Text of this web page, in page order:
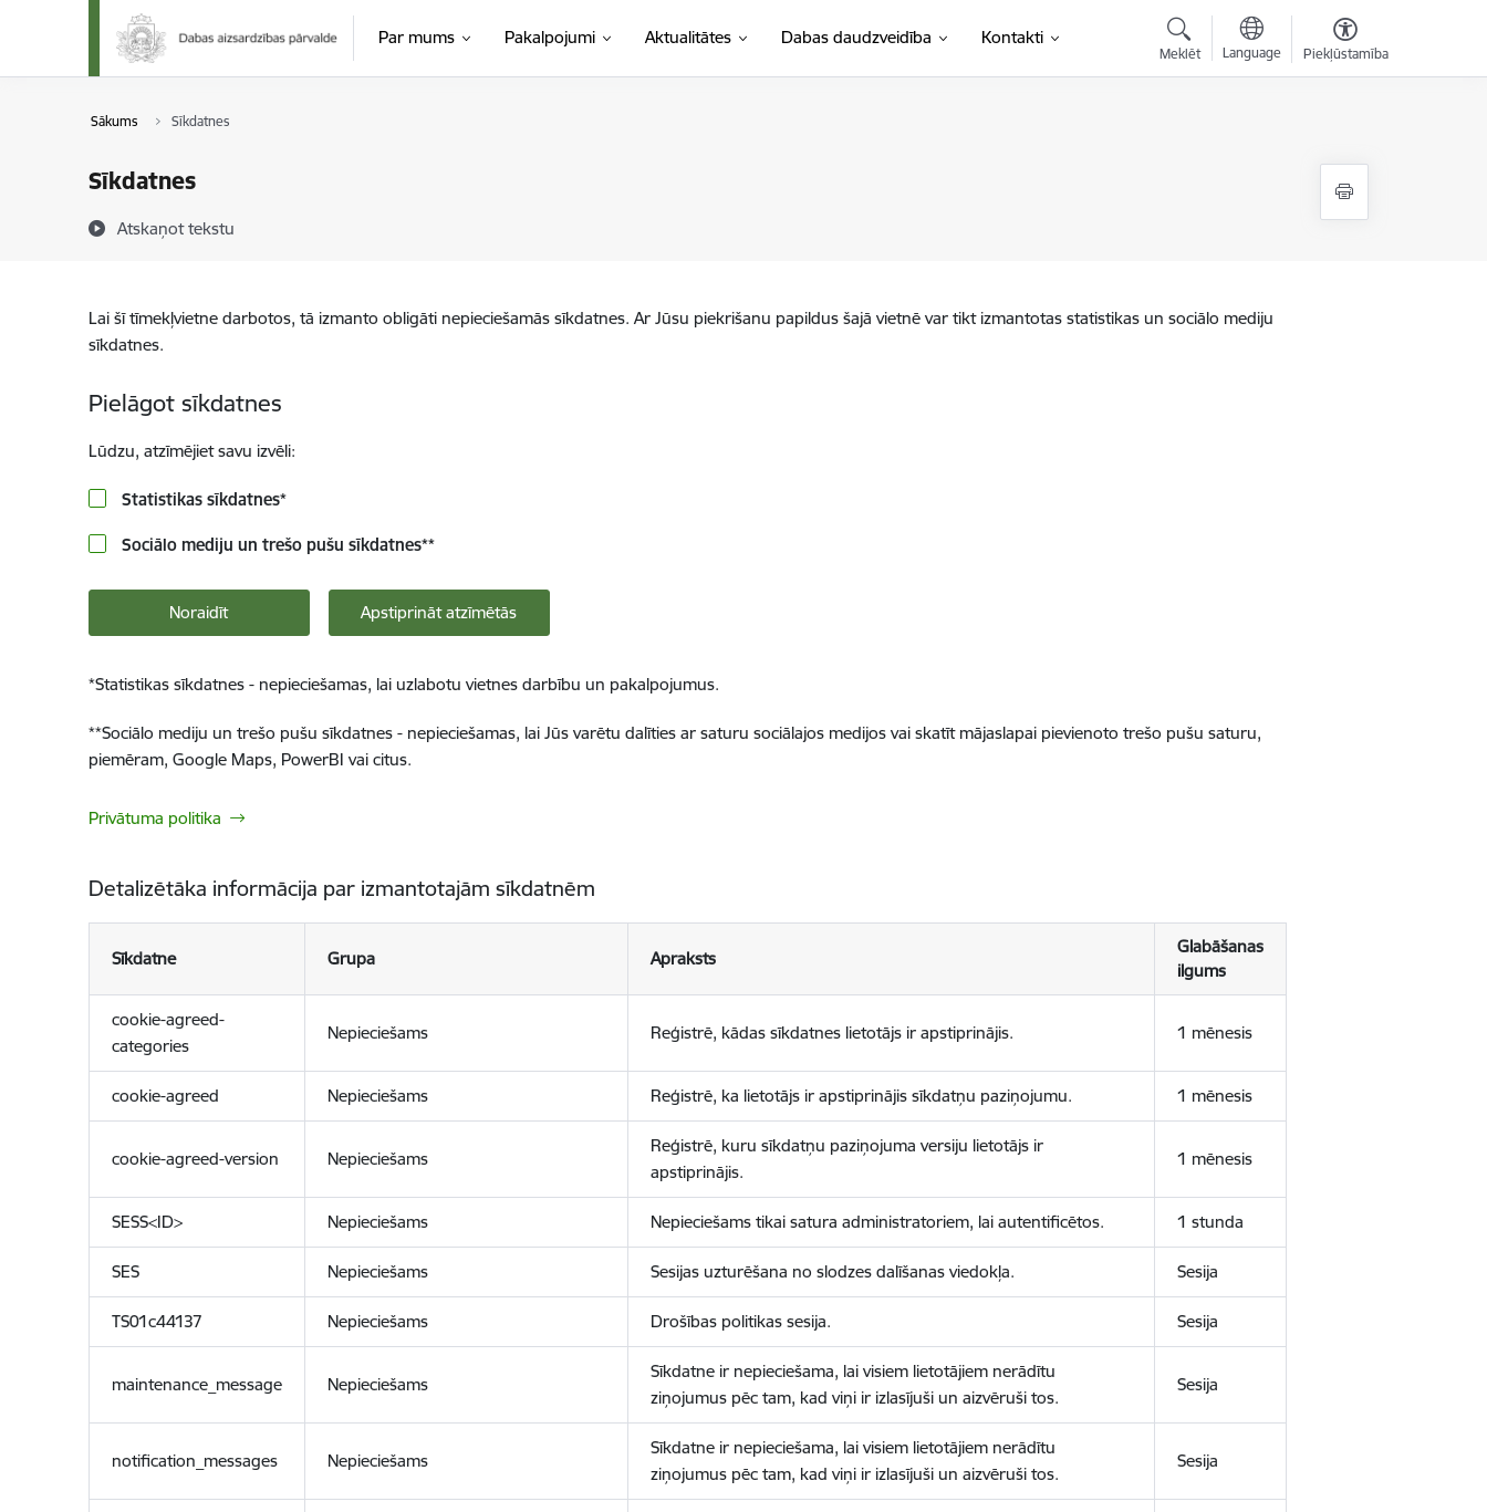
Pāriet uz lapas saturu
Par mums Pakalpojumi Aktualitātes Dabas daudzveidība Kontakti
Meklēt Language Piekļūstamība
Sākums Sīkdatnes
Sīkdatnes
Atskaņot tekstu
Lai šī tīmekļvietne darbotos, tā izmanto obligāti nepieciešamās sīkdatnes. Ar Jūsu piekrišanu papildus šajā vietnē var tikt izmantotas statistikas un sociālo mediju
sīkdatnes.
Pielāgot sīkdatnes
Lūdzu, atzīmējiet savu izvēli:
Statistikas sīkdatnes*
Sociālo mediju un trešo pušu sīkdatnes**
Noraidīt Apstiprināt atzīmētās
*Statistikas sīkdatnes - nepieciešamas, lai uzlabotu vietnes darbību un pakalpojumus.
**Sociālo mediju un trešo pušu sīkdatnes - nepieciešamas, lai Jūs varētu dalīties ar saturu sociālajos medijos vai skatīt mājaslapai pievienoto trešo pušu saturu,
piemēram, Google Maps, PowerBI vai citus.
Privātuma politika
Detalizētāka informācija par izmantotajām sīkdatnēm
Sīkdatne Grupa Apraksts
Glabāšanas
ilgums
cookie-agreed-
categories
Nepieciešams Reģistrē, kādas sīkdatnes lietotājs ir apstiprinājis. 1 mēnesis
cookie-agreed Nepieciešams Reģistrē, ka lietotājs ir apstiprinājis sīkdatņu paziņojumu. 1 mēnesis
cookie-agreed-version Nepieciešams
Reģistrē, kuru sīkdatņu paziņojuma versiju lietotājs ir
apstiprinājis.
1 mēnesis
SESS<ID> Nepieciešams Nepieciešams tikai satura administratoriem, lai autentificētos. 1 stunda
SES Nepieciešams Sesijas uzturēšana no slodzes dalīšanas viedokļa. Sesija
TS01c44137 Nepieciešams Drošības politikas sesija. Sesija
maintenance_message Nepieciešams
Sīkdatne ir nepieciešama, lai visiem lietotājiem nerādītu
ziņojumus pēc tam, kad viņi ir izlasījuši un aizvēruši tos.
Sesija
notification_messages Nepieciešams
Sīkdatne ir nepieciešama, lai visiem lietotājiem nerādītu
ziņojumus pēc tam, kad viņi ir izlasījuši un aizvēruši tos.
Sesija